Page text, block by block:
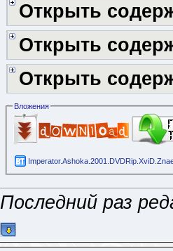
Открыть
Открыть
Открыть
Вложения
Последний раз